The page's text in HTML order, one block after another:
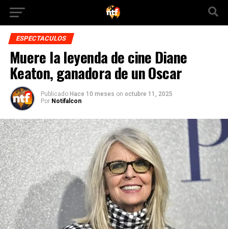
ESPECTACULOS
Muere la leyenda de cine Diane
Keaton, ganadora de un Oscar
Publicado Hace 10 meses on octubre 11, 2025
Por Notifalcon